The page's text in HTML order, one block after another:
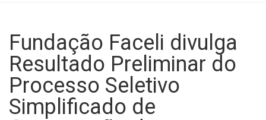
Fundação Faceli divulga
Resultado Preliminar do
Processo Seletivo
Simplificado de